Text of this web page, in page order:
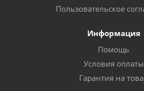
Пользовательское
Информация
Помощь
Условия оплаты
Гарантия на